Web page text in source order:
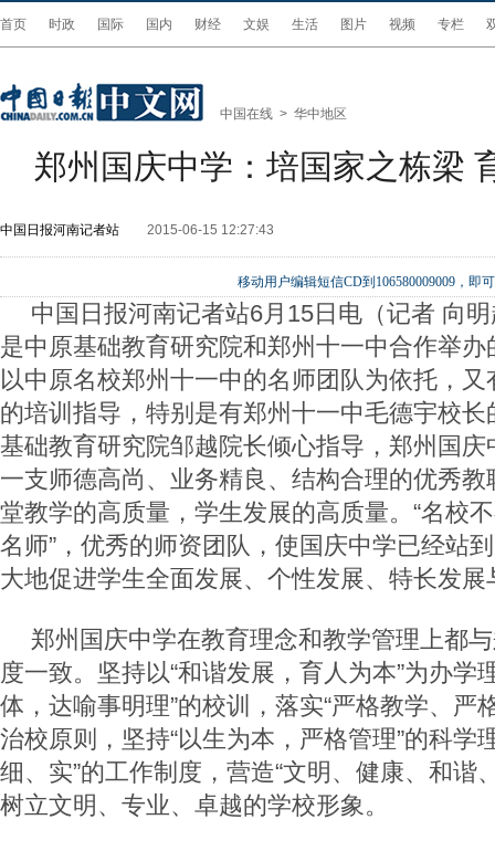
首页 时政 国际 国内 财经 文娱 生活 图片 视频 专栏
中国在线 > 华中地区
郑州国庆中学：培国家之栋梁
中国日报河南记者站 2015-06-15 12:27:43
移动用户编辑短信CD到106580009009，即
中国日报河南记者站6月 15日电（记者 向
是中原基础教育研究院和郑州十一中合作举
以中原名校郑州十一中的名师团队为依托，
的培训指导，特别是有郑州十一中毛德宇校
基础教育研究院邹越院长倾心指导，郑州国
一支师德高尚、业务精良、结构合理的优秀
堂教学的高质量，学生发展的高质量。“名校
名师”，优秀的师资团队，使国庆中学已经站
大地促进学生全面发展、个性发展、特长发展
郑州国庆中学在教育理念和教学管理上都
度一致。坚持以“和谐发展，育人为本”为办学
体，达喻事明理”的校训，落实“严格教学、严
治校原则，坚持“以生为本，严格管理”的科学
细、实”的工作制度，营造“文明、健康、和谐
树立文明、专业、卓越的学校形象。